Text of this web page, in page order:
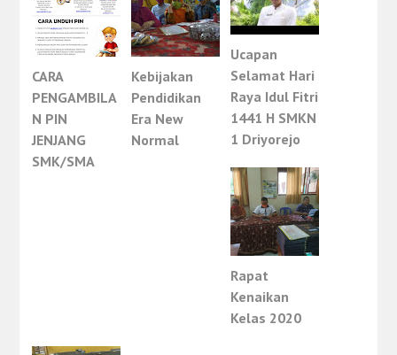
CARA
PENGAMBILA
N PIN
JENJANG
SMK/SMA
Kebijakan
Pendidikan
Era New
Normal
Ucapan
Selamat Hari
Raya Idul Fitri
1441 H SMKN
1 Driyorejo
Rapat
Kenaikan
Kelas 2020